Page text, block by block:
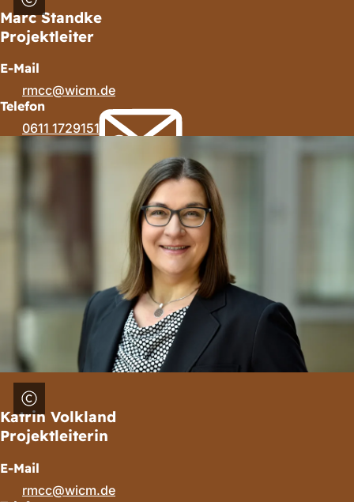
Marc Standke
Projektleiter
E-Mail
rmcc
wicm de
Telefon
0611 1729151
Katrin Volkland
Projektleiterin
E-Mail
rmcc
wicm de